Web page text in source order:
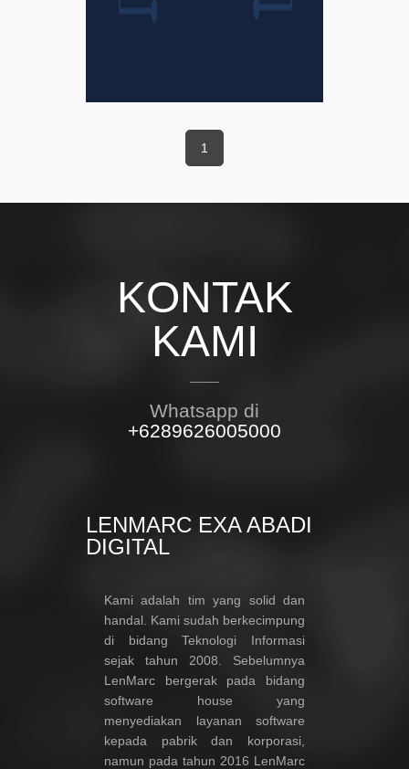
1
KONTAK
KAMI
Whatsapp di
+6289626005000
LENMARC EXA ABADI
DIGITAL
Kami adalah tim yang solid dan
handal. Kami sudah berkecimpung
di bidang Teknologi Informasi
sejak tahun 2008. Sebelumnya
LenMarc bergerak pada bidang
software house yang
menyediakan layanan software
kepada pabrik dan korporasi,
namun pada tahun 2016 LenMarc